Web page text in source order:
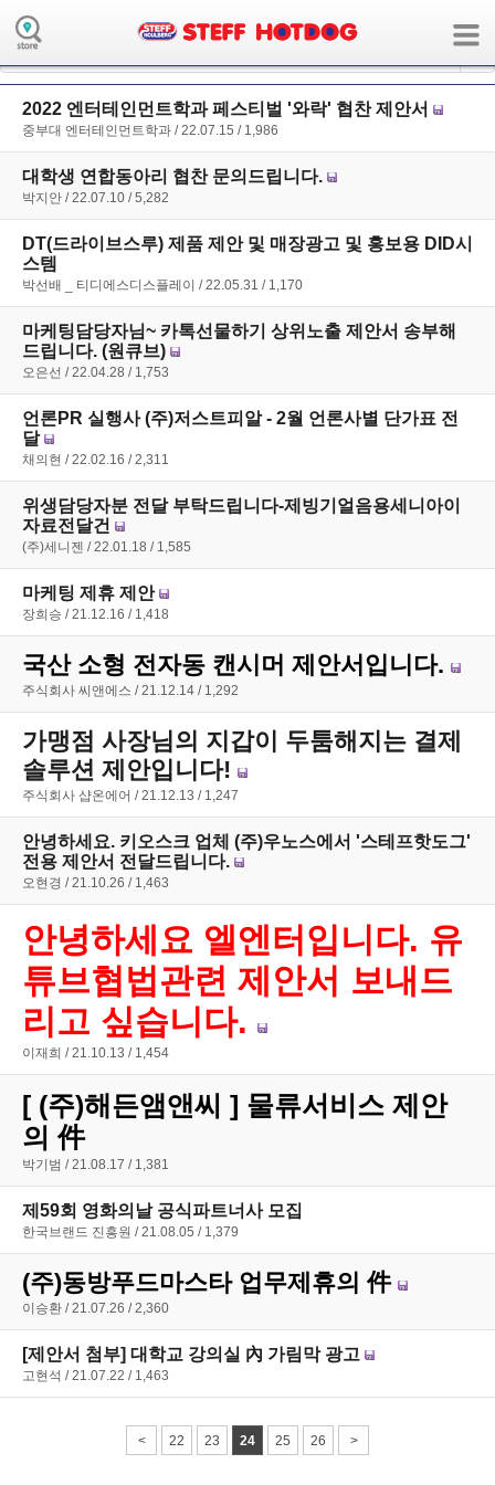
( 사용자모드:user / 장치:m / 언어:ko / 앱:board / 앱모듈:collaboration )
2022 엔터테인먼트학과 페스티벌 '와락' 협찬 제안서
중부대 엔터테인먼트학과 22.07.15 1,986
대학생 연합동아리 협찬 문의드립니다.
박지안 22.07.10 5,282
DT(드라이브스루) 제품 제안 및 매장광고 및 홍보용 DID시
스템
박선배 _ 티디에스디스플레이 22.05.31 1,170
마케팅담당자님~ 카톡선물하기 상위노출 제안서 송부해
드립니다. (원큐브)
오은선 22.04.28 1,753
언론PR 실행사 (주)저스트피알 - 2월 언론사별 단가표 전
달
채의현 22.02.16 2,311
위생담당자분 전달 부탁드립니다-제빙기얼음용세니아이
자료전달건
(주)세니젠 22.01.18 1,585
마케팅 제휴 제안
장희승 21.12.16 1,418
국산 소형 전자동 캔시머 제안서입니다.
주식회사 씨앤에스 21.12.14 1,292
가맹점 사장님의 지갑이 두툼해지는 결제
솔루션 제안입니다!
주식회사 샵온에어 21.12.13 1,247
안녕하세요. 키오스크 업체 (주)우노스에서 '스테프핫도그'
전용 제안서 전달드립니다.
오현경 21.10.26 1,463
안녕하세요 엘엔터입니다. 유
튜브협법관련 제안서 보내드
리고 싶습니다.
이재희 21.10.13 1,454
[ (주)해든앰앤씨 ] 물류서비스 제안
의 件
박기범 21.08.17 1,381
제59회 영화의날 공식파트너사 모집
한국브랜드 진흥원 21.08.05 1,379
(주)동방푸드마스타 업무제휴의 件
이승환 21.07.26 2,360
[제안서 첨부] 대학교 강의실 內 가림막 광고
고현석 21.07.22 1,463
< 22 23 24 25 26 >